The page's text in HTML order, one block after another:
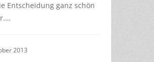
Entscheidung ganz schön
2013